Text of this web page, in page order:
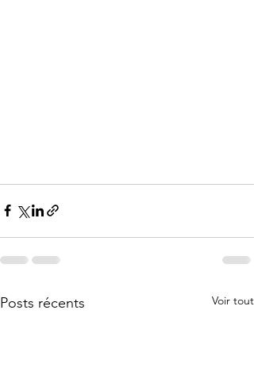
Posts récents Voir tout